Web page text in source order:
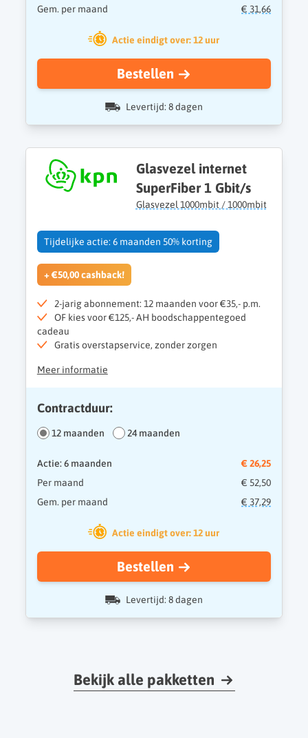
Gem. per maand
€ 31,66
Actie eindigt over: 12 uur
Bestellen
Levertijd: 8 dagen
Glasvezel internet
SuperFiber 1 Gbit/s
Glasvezel 1000mbit / 1000mbit
Tijdelijke actie: 6 maanden 50% korting
+ €50,00 cashback!
2-jarig abonnement: 12 maanden voor €35,- p.m.
OF kies voor €125,- AH boodschappentegoed
cadeau
Gratis overstapservice, zonder zorgen
Meer informatie
Contractduur:
12 maanden 24 maanden
Actie: 6 maanden
€ 26,25
Per maand
€ 52,50
Gem. per maand
€ 37,29
Actie eindigt over: 12 uur
Bestellen
Levertijd: 8 dagen
Bekijk alle pakketten